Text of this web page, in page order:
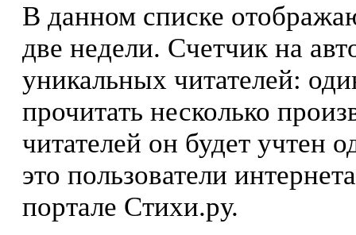
В данном списке
две недели. Счетчик на
уникальных читателей:
прочитать несколько
читателей он будет учтен
это пользователи
портале Стихи.ру.